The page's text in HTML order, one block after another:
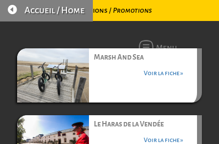
Promotions / Promotions
 Accueil / Home
Menu
Marsh And Sea
Voir la fiche »
Le Haras de la Vendée
Voir la fiche »